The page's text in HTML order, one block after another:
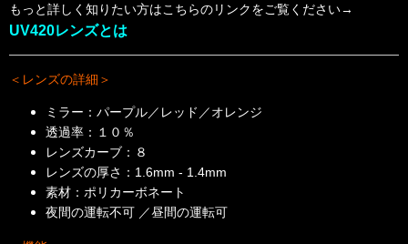
もっと詳しく知りたい方はこちらのリンクをご覧ください→
UV420レンズとは
＜レンズの詳細＞
ミラー：パープル／レッド／オレンジ
透過率：１０％
レンズカーブ：８
レンズの厚さ：1.6mm - 1.4mm
素材：ポリカーボネート
夜間の運転不可 ／昼間の運転可